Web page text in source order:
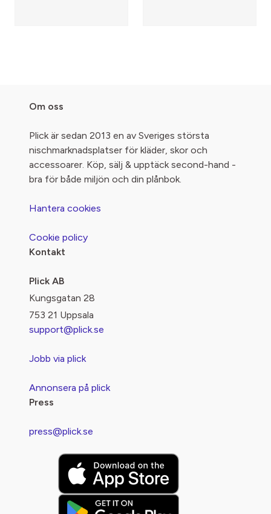
Om oss
Plick är sedan 2013 en av Sveriges största
nischmarknadsplatser för kläder, skor och
accessoarer. Köp, sälj & upptäck second-hand -
bra för både miljön och din plånbok.
Hantera cookies
Cookie policy
Kontakt
Plick AB
Kungsgatan 28
753 21 Uppsala
support@plick.se
Jobb via plick
Annonsera på plick
Press
press@plick.se